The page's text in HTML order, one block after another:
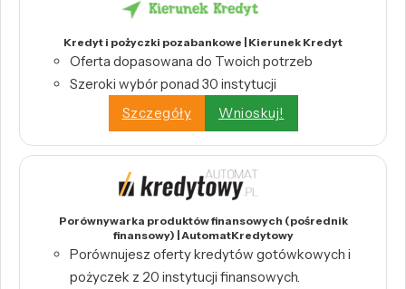
Kredyt i pożyczki pozabankowe | Kierunek Kredyt
Oferta dopasowana do Twoich potrzeb
Szeroki wybór ponad 30 instytucji
Szczegóły
Wnioskuj!
Porównywarka produktów finansowych (pośrednik
finansowy) | AutomatKredytowy
Porównujesz oferty kredytów gotówkowych i
pożyczek z 20 instytucji finansowych.